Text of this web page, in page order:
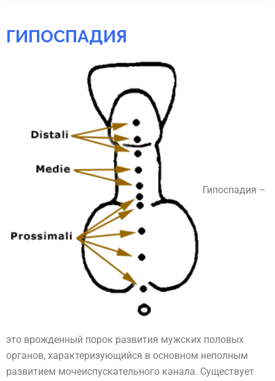
ГИПОСПАДИЯ
Гипоспадия –
это врожденный порок развития мужских половых
органов, характеризующийся в основном неполным
развитием мочеиспускательного канала. Существует